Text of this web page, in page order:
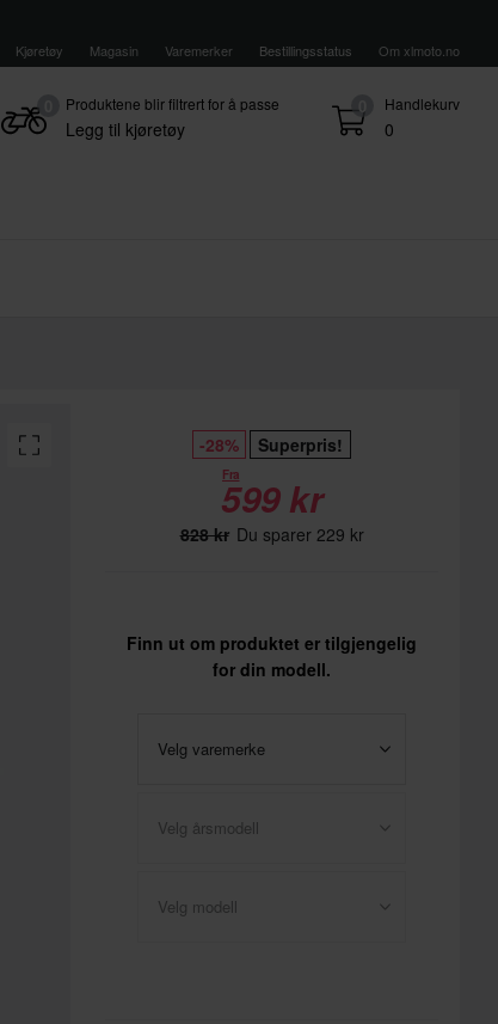
Kjøretøy Magasin Varemerker Bestillingsstatus Om xlmoto.no
0 Handlekurv
0
Produktene blir filtrert for å passe
Legg til kjøretøy
-28% Superpris!
Fra
599 kr
828 kr Du sparer 229 kr
Finn ut om produktet er tilgjengelig
for din modell.
Velg varemerke
Velg årsmodell
Velg modell